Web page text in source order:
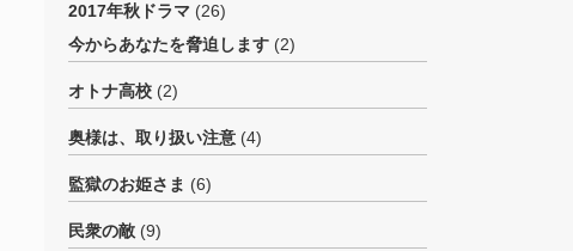
2017年秋ドラマ (26)
今からあなたを脅迫します (2)
オトナ高校 (2)
奥様は、取り扱い注意 (4)
監獄のお姫さま (6)
民衆の敵 (9)